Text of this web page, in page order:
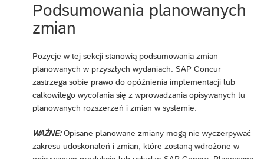
Podsumowania planowanych
zmian
Pozycje w tej sekcji stanowią podsumowania zmian
planowanych w przyszłych wydaniach. SAP Concur
zastrzega sobie prawo do opóźnienia implementacji lub
całkowitego wycofania się z wprowadzania opisywanych tu
planowanych rozszerzeń i zmian w systemie.
WAŻNE:Opisane planowane zmiany mogą nie wyczerpywać
zakresu udoskonaleń i zmian, które zostaną wdrożone w